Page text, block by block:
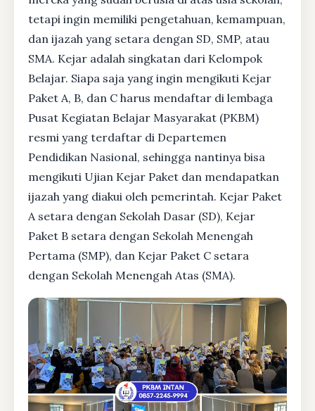
tetapi ingin memiliki pengetahuan, kemampuan,
dan ijazah yang setara dengan SD, SMP, atau
SMA. Kejar adalah singkatan dari Kelompok
Belajar. Siapa saja yang ingin mengikuti Kejar
Paket A, B, dan C harus mendaftar di lembaga
Pusat Kegiatan Belajar Masyarakat (PKBM)
resmi yang terdaftar di Departemen
Pendidikan Nasional, sehingga nantinya bisa
mengikuti Ujian Kejar Paket dan mendapatkan
ijazah yang diakui oleh pemerintah. Kejar Paket
A setara dengan Sekolah Dasar (SD), Kejar
Paket B setara dengan Sekolah Menengah
Pertama (SMP), dan Kejar Paket C setara
dengan Sekolah Menengah Atas (SMA).